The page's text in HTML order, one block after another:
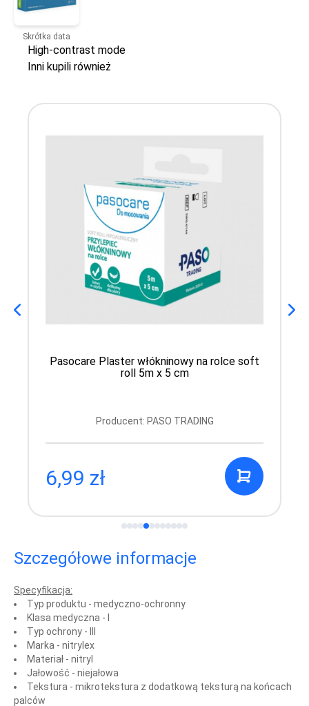
Skrótka data
High-contrast mode
Inni kupili również
Pasocare Plaster włókninowy na rolce soft
roll 5m x 5 cm
Producent: PASO TRADING
6,99 zł
Szczegółowe informacje
Specyfikacja:
Typ produktu - medyczno-ochronny
Klasa medyczna - I
Typ ochrony - III
Marka - nitrylex
Materiał - nitryl
Jałowość - niejałowa
Tekstura - mikrotekstura z dodatkową teksturą na końcach
palców